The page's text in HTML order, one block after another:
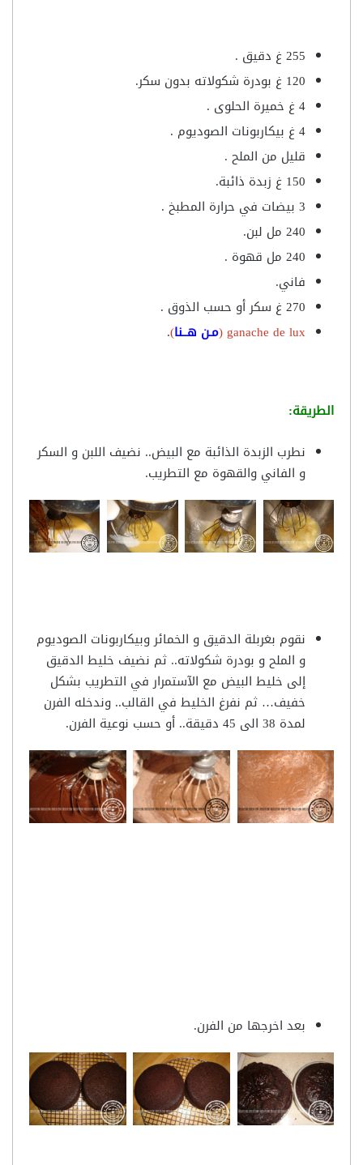
255 غ دقيق .
120 غ بودرة شكولاته بدون سكر.
4 غ خميرة الحلوى .
4 غ بيكاربونات الصوديوم .
قليل من الملح .
150 غ زبدة ذائبة.
3 بيضات في حرارة المطبخ .
240 مل لبن.
240 مل قهوة .
فاني.
270 غ سكر أو حسب الذوق .
ganache de lux ( مـن هــنا)
.
الطريقة:
نطرب الزبدة الذائبة مع البيض.. نضيف اللبن و السكر
و الفاني والقهوة مع التطريب.
نقوم بغربلة الدقيق و الخمائر وبيكاربونات الصوديوم
و الملح و بودرة شكولاته.. ثم نضيف خليط الدقيق
إلى خليط البيض مع الآستمرار في التطريب بشكل
خفيف… ثم نفرغ الخليط في القالب.. وندخله الفرن
لمدة 38 الى 45 دقيقة.. أو حسب نوعية الفرن.
بعد اخرجها من الفرن.